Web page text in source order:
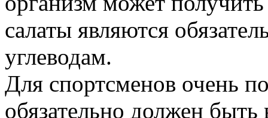
салаты являются
углеводам.
Для спортсменов очень
обязательно должен